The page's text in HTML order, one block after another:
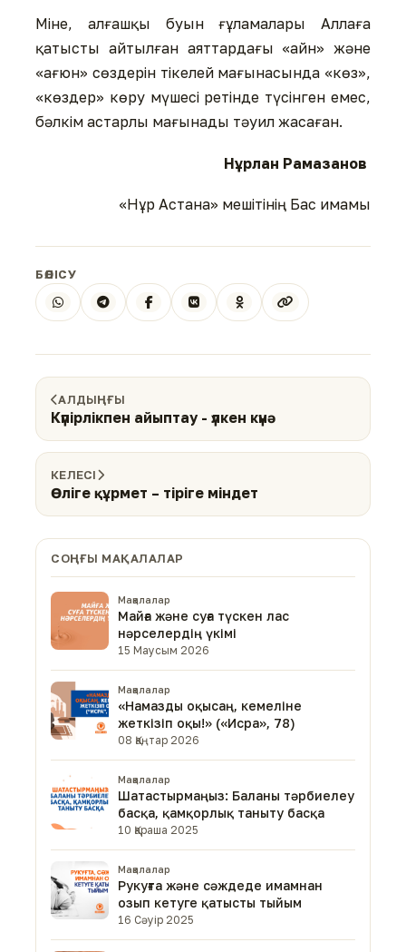
Міне, алғашқы буын ғұламалары Аллаға
қатысты айтылған аяттардағы «айн» және
«ағюн» сөздерін тікелей мағынасында «көз»,
«көздер» көру мүшесі ретінде түсінген емес,
бәлкім астарлы мағынады тәуил жасаған.
Нұрлан Рамазанов
«Нұр Астана» мешітінің Бас имамы
БӨЛІСУ
АЛДЫҢҒЫ
Күпірлікпен айыптау - үлкен күнә
КЕЛЕСІ
Өліге құрмет – тіріге міндет
СОҢҒЫ МАҚАЛАЛАР
Мақалалар
Майға және суға түскен лас
нәрселердің үкімі
15 Маусым 2026
Мақалалар
«Намазды оқысаң, кемеліне
жеткізіп оқы!» («Исра», 78)
08 Қаңтар 2026
Мақалалар
Шатастырмаңыз: Баланы тәрбиелеу
басқа, қамқорлық таныту басқа
10 Қараша 2025
Мақалалар
Рукуғта және сәждеде имамнан
озып кетуге қатысты тыйым
16 Сәуір 2025